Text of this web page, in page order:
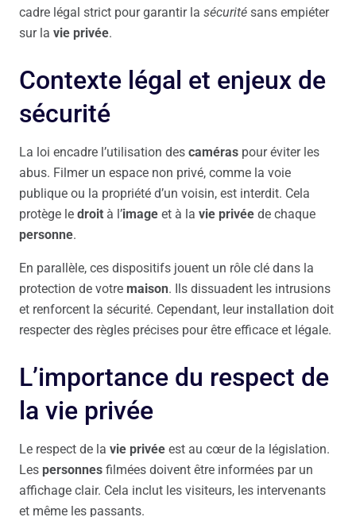
cadre légal strict pour garantir la sécurité sans empiéter
sur la vie privée.
Contexte légal et enjeux de
sécurité
La loi encadre l’utilisation des caméras pour éviter les
abus. Filmer un espace non privé, comme la voie
publique ou la propriété d’un voisin, est interdit. Cela
protège le droit à l’image et à la vie privée de chaque
personne.
En parallèle, ces dispositifs jouent un rôle clé dans la
protection de votre maison. Ils dissuadent les intrusions
et renforcent la sécurité. Cependant, leur installation doit
respecter des règles précises pour être efficace et légale.
L’importance du respect de
la vie privée
Le respect de la vie privée est au cœur de la législation.
Les personnes filmées doivent être informées par un
affichage clair. Cela inclut les visiteurs, les intervenants
et même les passants.